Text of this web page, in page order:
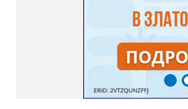
Прованса не любит «вкусную»
яму гравий и песок – требуется
Екатерина рекомендует цветы
пошли на наращивание
пусть лаванда цветёт во всю
специально для
ВКОНТАКТЕ https://vk.com/